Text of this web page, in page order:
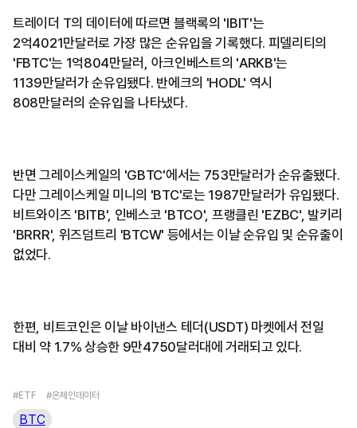
트레이더 T의 데이터에 따르면 블랙록의 'IBIT'는
2억4021만달러로 가장 많은 순유입을 기록했다. 피델리티의
'FBTC'는 1억804만달러, 아크인베스트의 'ARKB'는
1139만달러가 순유입됐다. 반에크의 'HODL' 역시
808만달러의 순유입을 나타냈다.
반면 그레이스케일의 'GBTC'에서는 753만달러가 순유출됐다.
다만 그레이스케일 미니의 'BTC'로는 1987만달러가 유입됐다.
비트와이즈 'BITB', 인베스코 'BTCO', 프랭클린 'EZBC', 발키리
'BRRR', 위즈덤트리 'BTCW' 등에서는 이날 순유입 및 순유출이
없었다.
한편, 비트코인은 이날 바이낸스 테더(USDT) 마켓에서 전일
대비 약 1.7% 상승한 9만4750달러대에 거래되고 있다.
#ETF #온체인데이터
BTC